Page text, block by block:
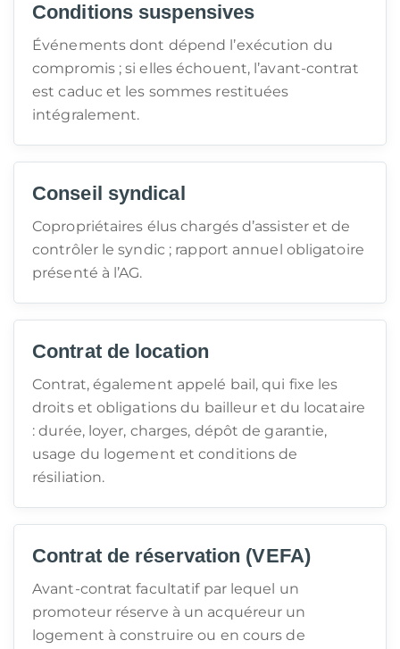
Conditions suspensives
Événements dont dépend l’exécution du
compromis ; si elles échouent, l’avant-contrat
est caduc et les sommes restituées
intégralement.
Conseil syndical
Copropriétaires élus chargés d’assister et de
contrôler le syndic ; rapport annuel obligatoire
présenté à l’AG.
Contrat de location
Contrat, également appelé bail, qui fixe les
droits et obligations du bailleur et du locataire
: durée, loyer, charges, dépôt de garantie,
usage du logement et conditions de
résiliation.
Contrat de réservation (VEFA)
Avant-contrat facultatif par lequel un
promoteur réserve à un acquéreur un
logement à construire ou en cours de